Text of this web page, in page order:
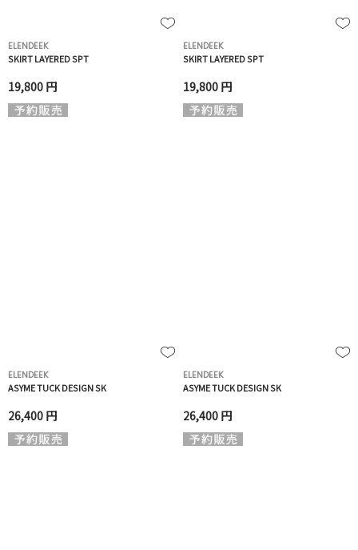
ELENDEEK
SKIRT LAYERED SPT
19,800 円
ELENDEEK
SKIRT LAYERED SPT
19,800 円
ELENDEEK
ASYME TUCK DESIGN SK
26,400 円
ELENDEEK
ASYME TUCK DESIGN SK
26,400 円